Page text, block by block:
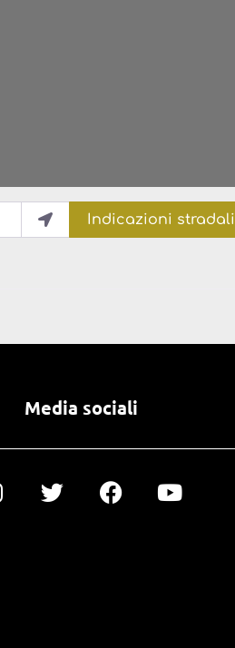
Indicazioni stradali
Media sociali